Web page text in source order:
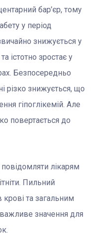
бар’єр, тому
у період
знижується у
істотно зростає у
Безпосередньо
різко знижується, що
гіпоглікемій. Але
повертається до
лікарям
Пильний
та загальним
значення для